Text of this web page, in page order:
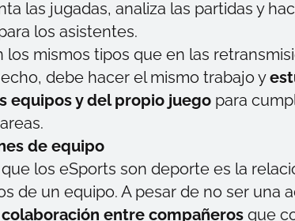
las jugadas, analiza las partidas y
los asistentes.
los mismos tipos que en las
debe hacer el mismo trabajo y
equipos y del propio juego para
de equipo
los eSports son deporte es la
de un equipo. A pesar de no ser una
entre compañeros que